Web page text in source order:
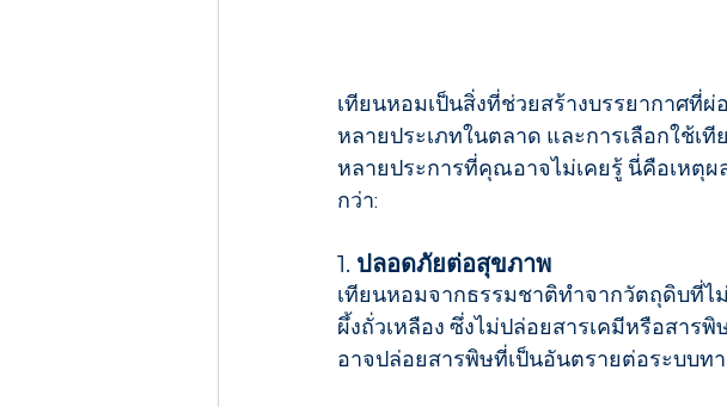
เทียนหอมเป็นสิ่งที่ช่วยสร้างบรรยากาศที่
หลายประเภทในตลาด และการเลือกใช้
หลายประการที่คุณอาจไม่เคยรู้ นี่คือเหตุ
กว่า:
1. ปลอดภัยต่อสุขภาพ
เทียนหอมจากธรรมชาติทำจากวัตถุดิบที่ไ
ผึ้งถั่วเหลือง ซึ่งไม่ปล่อยสารเคมีหรือสาร
อาจปล่อยสารพิษที่เป็นอันตรายต่อระบบท